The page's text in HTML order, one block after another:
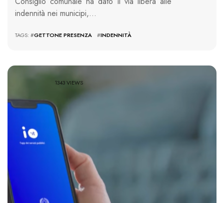
indennità nei municipi,…
TAGS: #GETTONE PRESENZA #INDENNITÀ
1343 VIEWS